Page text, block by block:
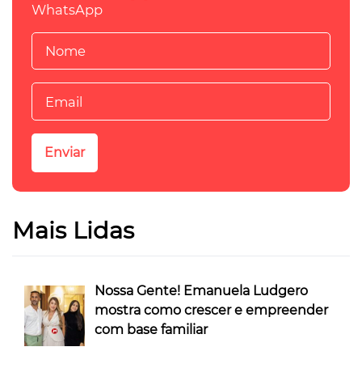
WhatsApp
Mais Lidas
Nossa Gente! Emanuela Ludgero
mostra como crescer e empreender
com base familiar